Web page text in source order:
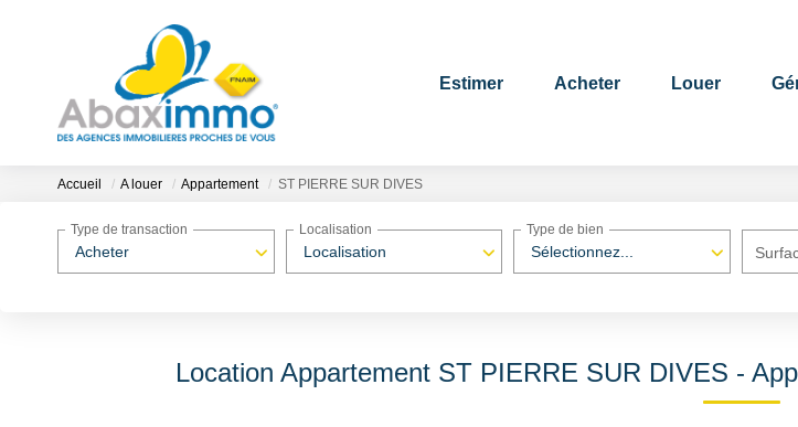
Estimer Acheter Louer
Accueil A louer Appartement ST PIERRE SUR DIVES
Acheter
Type de transaction
Localisation
Localisation
Sélectionnez...
Type de bien
Location Appartement ST PIERRE SUR DIVES -